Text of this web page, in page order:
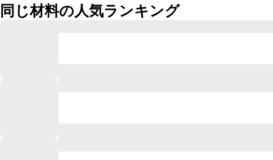
同じ材料の人気ランキング